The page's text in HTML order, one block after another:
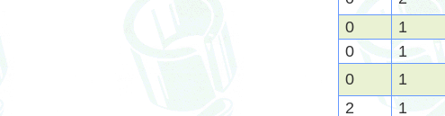
0
1
0
1
0
1
2
1